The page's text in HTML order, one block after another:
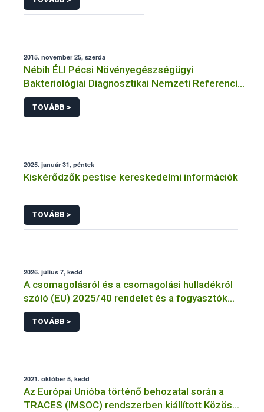
2015. november 25, szerda
Nébih ÉLI Pécsi Növényegészségügyi
Bakteriológiai Diagnosztikai Nemzeti Referencia
Laboratórium
TOVÁBB >
2025. január 31, péntek
Kiskérődzők pestise kereskedelmi információk
TOVÁBB >
2026. július 7, kedd
A csomagolásról és a csomagolási hulladékról
szóló (EU) 2025/40 rendelet és a fogyasztók
élelmiszerekkel kapcsolatos tájékoztatásáról
szóló 1169/2011/EU rendelet jelölési
kötelezettségeinek összehangolásáról szóló
TOVÁBB >
2021. október 5, kedd
Az Európai Unióba történő behozatal során a
TRACES (IMSOC) rendszerben kiállított Közös